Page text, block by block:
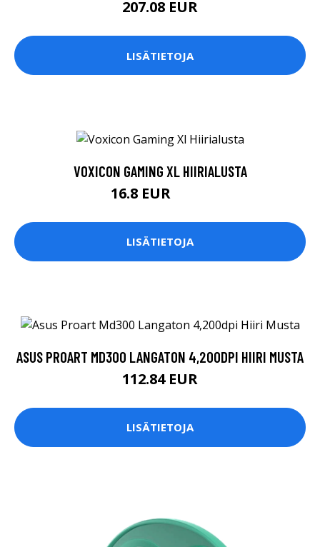
207.08 EUR
LISÄTIETOJA
VOXICON GAMING XL HIIRIALUSTA
16.8 EUR
LISÄTIETOJA
ASUS PROART MD300 LANGATON 4,200DPI HIIRI MUSTA
112.84 EUR
LISÄTIETOJA